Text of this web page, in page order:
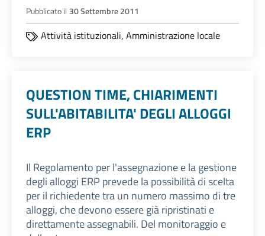
Pubblicato il 30 Settembre 2011
Attività istituzionali, Amministrazione locale
QUESTION TIME, CHIARIMENTI
SULL'ABITABILITA' DEGLI ALLOGGI
ERP
Il Regolamento per l'assegnazione e la gestione
degli alloggi ERP prevede la possibilità di scelta
per il richiedente tra un numero massimo di tre
alloggi, che devono essere già ripristinati e
direttamente assegnabili. Del monitoraggio e